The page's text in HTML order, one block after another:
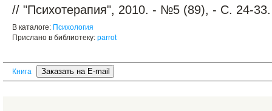
// "Психотерапия", 2010. - №5 (89), - С. 24-33.
В каталоге: Психология
Прислано в библиотеку: parrot
Книга